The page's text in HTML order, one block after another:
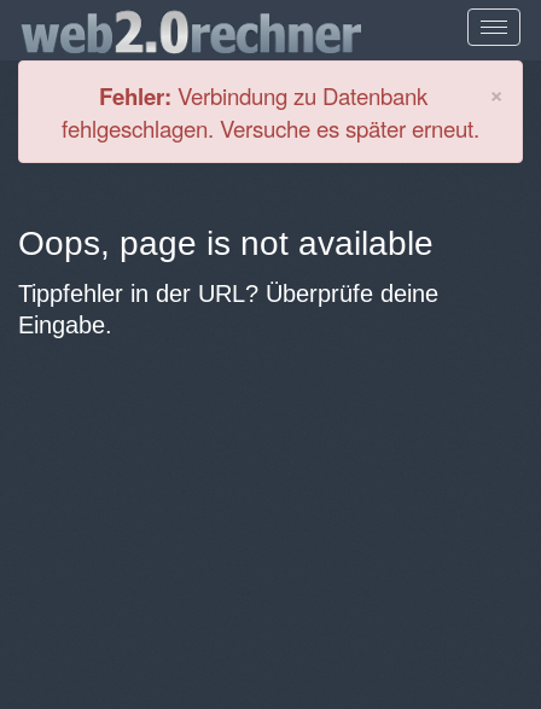
×
Fehler: Verbindung zu Datenbank
fehlgeschlagen. Versuche es später erneut.
Oops, page is not available
Tippfehler in der URL? Überprüfe deine
Eingabe.